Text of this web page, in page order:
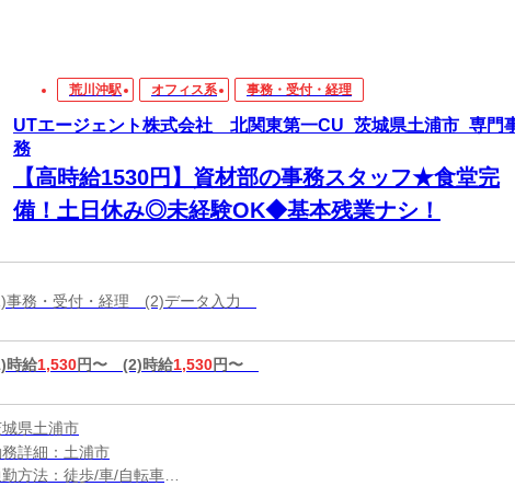
荒川沖駅 オフィス系 事務・受付・経理
UTエージェント株式会社 北関東第一CU_茨城県土浦市_専門
務
【高時給1530円】資材部の事務スタッフ★食堂完
備！土日休み◎未経験OK◆基本残業ナシ！
事務・受付・経理 (2)データ入力
時給1,530円〜 (2)時給1,530円〜
県土浦市
詳細：土浦市
方法：徒歩/車/自転車